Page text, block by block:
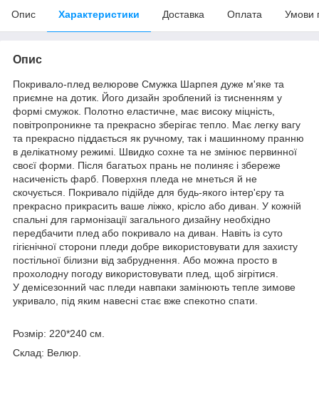
Опис Характеристики Доставка Оплата Умови
Опис
Покривало-плед велюрове Смужка Шарпея дуже м'яке та
приємне на дотик. Його дизайн зроблений із тисненням у
формі смужок. Полотно еластичне, має високу міцність,
повітропроникне та прекрасно зберігає тепло. Має легку вагу
та прекрасно піддається як ручному, так і машинному пранню
в делікатному режимі. Швидко сохне та не змінює первинної
своєї форми. Після багатьох прань не полиняє і збереже
насиченість фарб. Поверхня пледа не мнеться й не
скочується. Покривало підійде для будь-якого інтер'єру та
прекрасно прикрасить ваше ліжко, крісло або диван. У кожній
спальні для гармонізації загального дизайну необхідно
передбачити плед або покривало на диван. Навіть із суто
гігієнічної сторони пледи добре використовувати для захисту
постільної білизни від забруднення. Або можна просто в
прохолодну погоду використовувати плед, щоб зігрітися.
У демісезонний час пледи навпаки замінюють тепле зимове
укривало, під яким навесні стає вже спекотно спати.
Розмір: 220*240 см.
Склад: Велюр.